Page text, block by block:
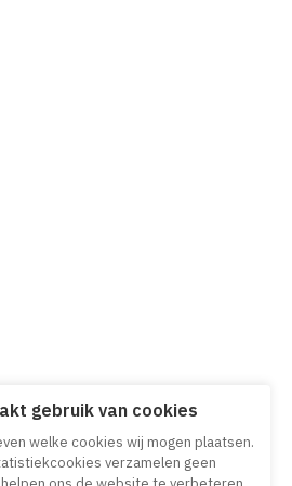
gebruik van cookies
welke cookies wij mogen plaatsen.
verzamelen geen